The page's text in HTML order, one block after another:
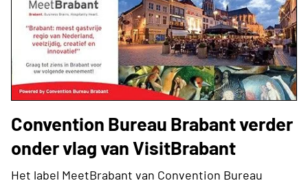
Convention Bureau Brabant verder
onder vlag van VisitBrabant
Het label MeetBrabant van Convention Bureau